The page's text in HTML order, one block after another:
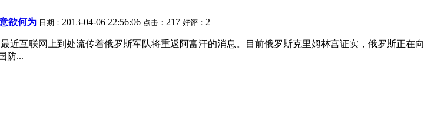
欲何为 日期： 2013-04-06 22:56:06 点击： 217 好评： 2
近互联网上到处流传着俄罗斯军队将重返阿富汗的消息。目前俄罗斯克里姆林宫证实，俄罗斯正在向
防...